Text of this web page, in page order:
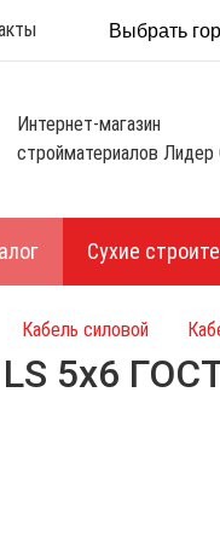
Выбрать
Интернет-магазин
стройматериалов Лидер
Сухие
Кабель силовой
5х6